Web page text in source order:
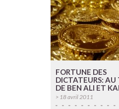
FORTUNE DES
DICTATEURS: AU
DE BEN ALI ET
> 18 avril 2011